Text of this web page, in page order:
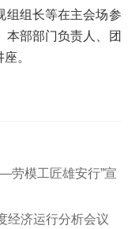
组组长等在主会场参
本部部门负责人、团
。
劳模工匠雄安行”宣
经济运行分析会议